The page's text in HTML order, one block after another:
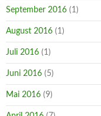
September 2016 (1)
August 2016 (1)
Juli 2016 (1)
Juni 2016 (5)
Mai 2016 (9)